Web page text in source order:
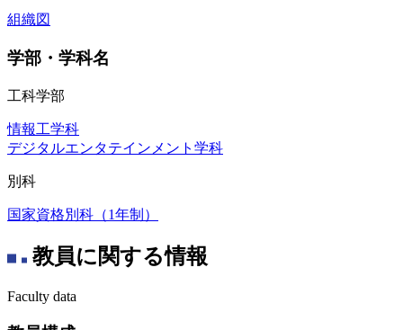
組織図
学部・学科名
工科学部
情報工学科
デジタルエンタテインメント学科
別科
国家資格別科（1年制）
教員に関する情報
Faculty data